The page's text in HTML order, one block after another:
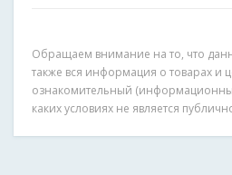
Обращаем внимание на то, что
также вся информация о товарах и
ознакомительный
каких условиях не является